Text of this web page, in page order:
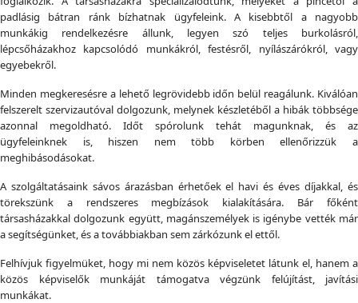
padlásig bátran ránk bízhatnak ügyfeleink. A kisebbtől a nagyobb
munkákig rendelkezésre állunk, legyen szó teljes burkolásról,
lépcsőházakhoz kapcsolódó munkákról, festésről, nyílászárókról, vagy
egyebekről.
Minden megkeresésre a lehető legrövidebb időn belül reagálunk. Kiválóan
felszerelt szervizautóval dolgozunk, melynek készletéből a hibák többsége
azonnal megoldható. Időt spórolunk tehát magunknak, és az
ügyfeleinknek is, hiszen nem több körben ellenőrizzük a
meghibásodásokat.
A szolgáltatásaink sávos árazásban érhetőek el havi és éves díjakkal, és
törekszünk a rendszeres megbízások kialakítására. Bár főként
társasházakkal dolgozunk együtt, magánszemélyek is igénybe vették már
a segítségünket, és a továbbiakban sem zárkózunk el ettől.
Felhívjuk figyelmüket, hogy mi nem közös képviseletet látunk el, hanem a
közös képviselők munkáját támogatva végzünk felújítást, javítási
munkákat.